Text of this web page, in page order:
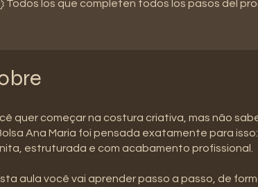
Todos los que completen todos los pasos del
quer começar na costura criativa, mas não
Ana Maria foi pensada exatamente para
estruturada e com acabamento profissional.
aula você vai aprender passo a passo, de